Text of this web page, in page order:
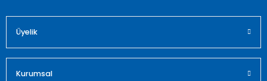
Üyelik
Kurumsal